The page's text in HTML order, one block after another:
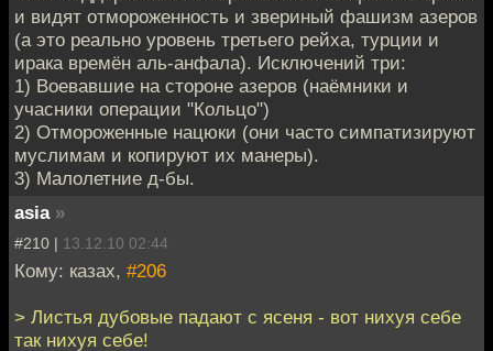
и видят отмороженность и звериный фашизм азеров
(а это реально уровень третьего рейха, турции и
ирака времён аль-анфала). Исключений три:
1) Воевавшие на стороне азеров (наёмники и
учасники операции "Кольцо")
2) Отмороженные нацюки (они часто симпатизируют
муслимам и копируют их манеры).
3) Малолетние д-бы.
asia »
#210 | 13.12.10 02:44
Кому: казах, #206
> Листья дубовые падают с ясеня - вот нихуя себе
так нихуя себе!